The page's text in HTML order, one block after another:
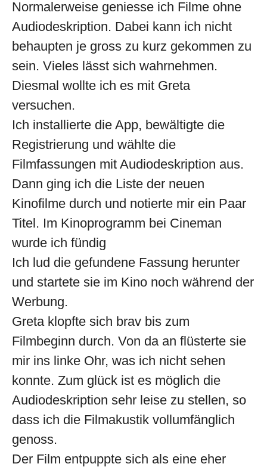
Normalerweise geniesse ich Filme ohne
Audiodeskription. Dabei kann ich nicht
behaupten je gross zu kurz gekommen zu
sein. Vieles lässt sich wahrnehmen.
Diesmal wollte ich es mit Greta
versuchen.
Ich installierte die App, bewältigte die
Registrierung und wählte die
Filmfassungen mit Audiodeskription aus.
Dann ging ich die Liste der neuen
Kinofilme durch und notierte mir ein Paar
Titel. Im Kinoprogramm bei Cineman
wurde ich fündig
Ich lud die gefundene Fassung herunter
und startete sie im Kino noch während der
Werbung.
Greta klopfte sich brav bis zum
Filmbeginn durch. Von da an flüsterte sie
mir ins linke Ohr, was ich nicht sehen
konnte. Zum glück ist es möglich die
Audiodeskription sehr leise zu stellen, so
dass ich die Filmakustik vollumfänglich
genoss.
Der Film entpuppte sich als eine eher